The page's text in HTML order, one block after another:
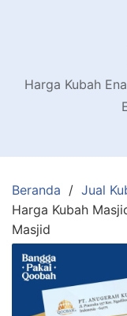
Harga Kubah
Beranda
Jual
Harga Kubah
Masjid